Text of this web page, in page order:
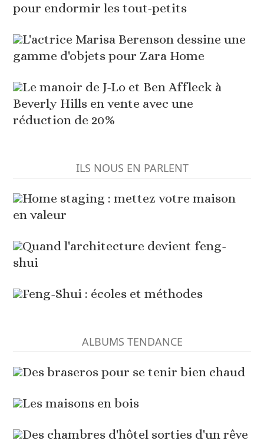
pour endormir les tout-petits
L'actrice Marisa Berenson dessine une
gamme d'objets pour Zara Home
Le manoir de J-Lo et Ben Affleck à
Beverly Hills en vente avec une
réduction de 20%
ILS NOUS EN PARLENT
Home staging : mettez votre maison
en valeur
Quand l'architecture devient feng-
shui
Feng-Shui : écoles et méthodes
ALBUMS TENDANCE
Des braseros pour se tenir bien chaud
Les maisons en bois
Des chambres d'hôtel sorties d'un rêve